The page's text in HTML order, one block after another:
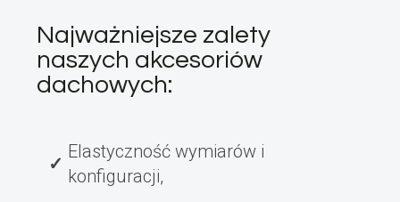
Najważniejsze zalety
naszych akcesoriów
dachowych:
Elastyczność wymiarów i
konfiguracji,